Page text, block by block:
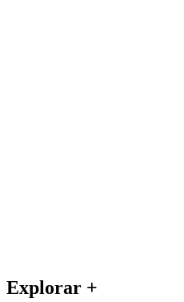
Explorar +